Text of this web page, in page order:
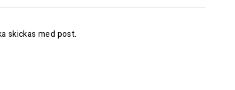
skickas med post.